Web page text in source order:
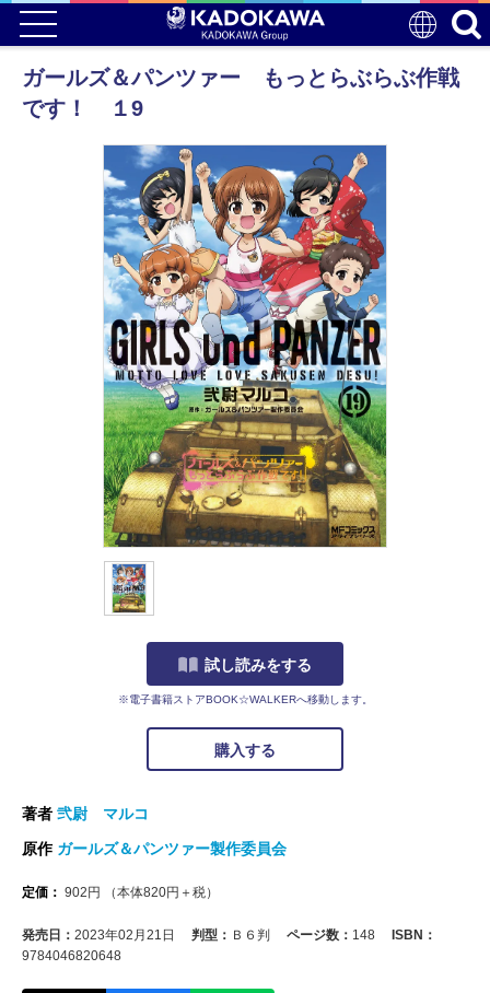
ガールズ＆パンツァー もっとらぶらぶ作戦
です！ １9
試し読みをする
※電子書籍ストアBOOK☆WALKERへ移動します。
購入する
著者 弐尉 マルコ
原作 ガールズ＆パンツァー製作委員会
定価： 902 円 （本体820円＋税）
発売日： 2023年02月21日 判型： Ｂ６判 ページ数： 148
ISBN：
9784046820648